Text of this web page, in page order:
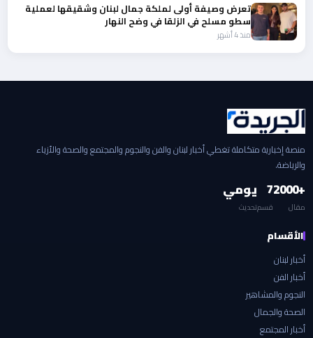
تعرض وصيفة أولى لملكة جمال لبنان وشقيقها لعملية
سطو مسلح في الزلقا في وضح النهار
منذ 4 أشهر
منصة إخبارية متكاملة تغطي أخبار لبنان والفن والنجوم والمجتمع والصحة والأزياء
والرياضة.
+2000
مقال
7
قسم
يومي
تحديث
الأقسام
أخبار لبنان
أخبار الفن
النجوم والمشاهير
الصحة والجمال
أخبار المجتمع